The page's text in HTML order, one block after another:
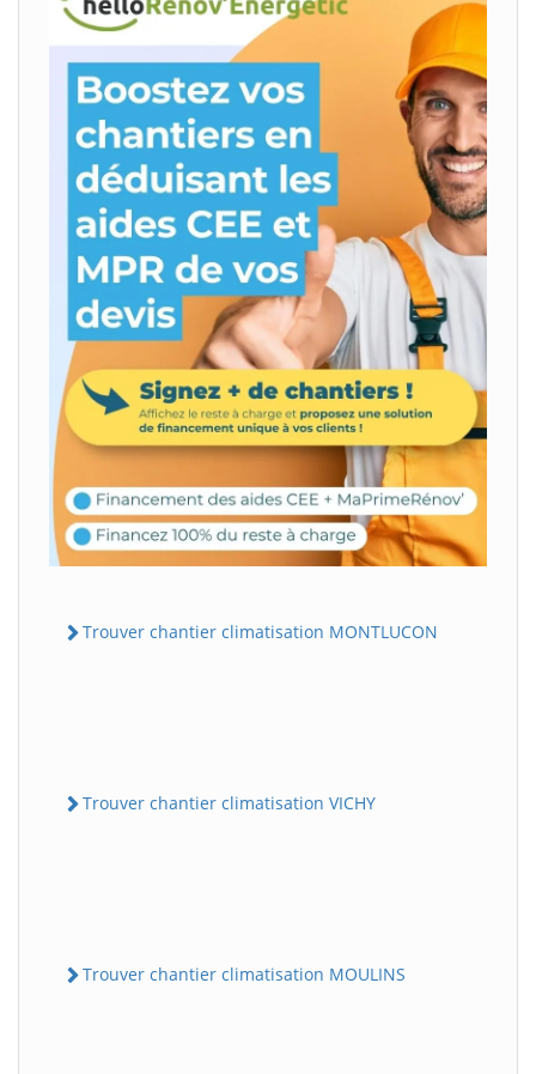
Trouver chantier climatisation MONTLUCON
Trouver chantier climatisation VICHY
Trouver chantier climatisation MOULINS